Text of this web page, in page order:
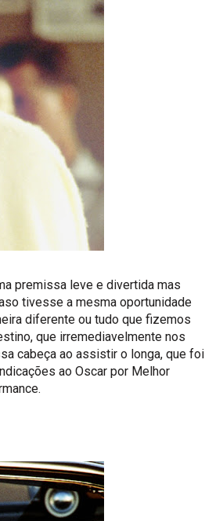
premissa leve e divertida mas
tivesse a mesma oportunidade
diferente ou tudo que fizemos
que irremediavelmente nos
cabeça ao assistir o longa, que foi
ao Oscar por Melhor